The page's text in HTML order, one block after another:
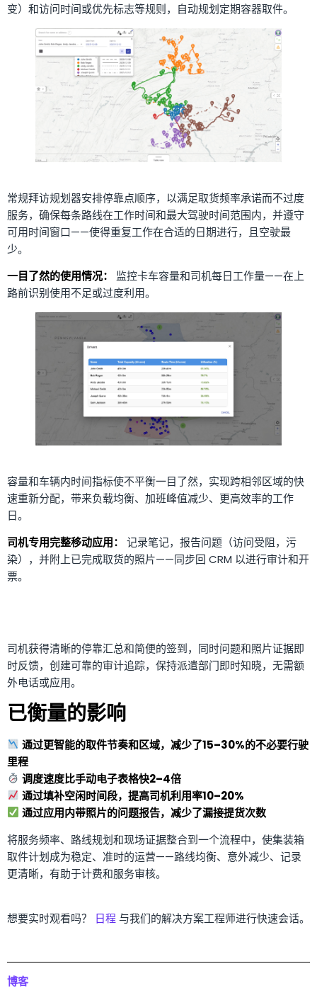
变）和访问时间或优先标志等规则，自动规划定期容器取件。
常规拜访规划器安排停靠点顺序，以满足取货频率承诺而不过度
服务，确保每条路线在工作时间和最大驾驶时间范围内，并遵守
可用时间窗口——使得重复工作在合适的日期进行，且空驶最
少。
一目了然的使用情况：
监控卡车容量和司机每日工作量——在上
路前识别使用不足或过度利用。
容量和车辆内时间指标使不平衡一目了然，实现跨相邻区域的快
速重新分配，带来负载均衡、加班峰值减少、更高效率的工作
日。
司机专用完整移动应用：
记录笔记，报告问题（访问受阻，污
染），并附上已完成取货的照片——同步回 CRM 以进行审计和开
票。
司机获得清晰的停靠汇总和简便的签到，同时问题和照片证据即
时反馈，创建可靠的审计追踪，保持派遣部门即时知晓，无需额
外电话或应用。
已衡量的影响
通过更智能的取件节奏和区域，减少了15–30%的不必要行驶
里程
调度速度比手动电子表格快2–4倍
通过填补空闲时间段，提高司机利用率10–20%
通过应用内带照片的问题报告，减少了漏接提货次数
将服务频率、路线规划和现场证据整合到一个流程中，使集装箱
取件计划成为稳定、准时的运营——路线均衡、意外减少、记录
更清晰，有助于计费和服务审核。
想要实时观看吗？ 日程 与我们的解决方案工程师进行快速会话。
博客